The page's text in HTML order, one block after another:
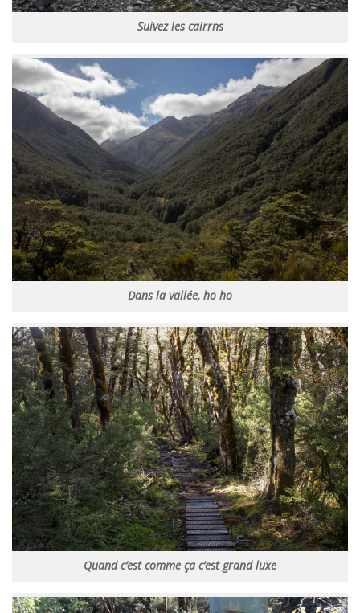
Suivez les cairrns
Dans la vallée, ho ho
Quand c’est comme ça c’est grand luxe